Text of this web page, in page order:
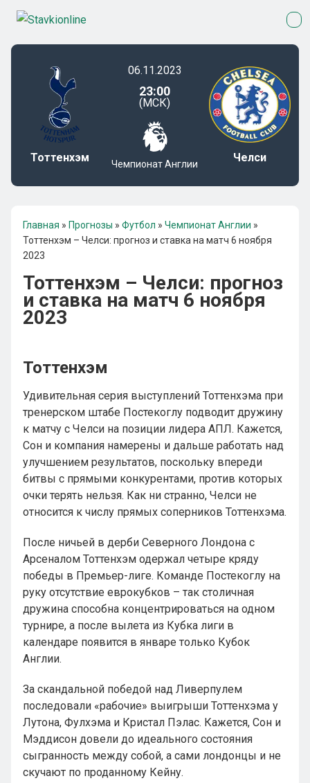
Тоттенхэм
06.11.2023
23:00
(МСК)
Чемпионат Англии Челси
Главная » Прогнозы » Футбол » Чемпионат Англии »
Тоттенхэм – Челси: прогноз и ставка на матч 6 ноября
2023
Тоттенхэм – Челси: прогноз
и ставка на матч 6 ноября
2023
Тоттенхэм
Удивительная серия выступлений Тоттенхэма при
тренерском штабе Постекоглу подводит дружину
к матчу с Челси на позиции лидера АПЛ. Кажется,
Сон и компания намерены и дальше работать над
улучшением результатов, поскольку впереди
битвы с прямыми конкурентами, против которых
очки терять нельзя. Как ни странно, Челси не
относится к числу прямых соперников Тоттенхэма.
После ничьей в дерби Северного Лондона с
Арсеналом Тоттенхэм одержал четыре кряду
победы в Премьер-лиге. Команде Постекоглу на
руку отсутствие еврокубков – так столичная
дружина способна концентрироваться на одном
турнире, а после вылета из Кубка лиги в
календаре появится в январе только Кубок
Англии.
За скандальной победой над Ливерпулем
последовали «рабочие» выигрыши Тоттенхэма у
Лутона, Фулхэма и Кристал Пэлас. Кажется, Сон и
Мэддисон довели до идеального состояния
сыгранность между собой, а сами лондонцы и не
скучают по проданному Кейну.